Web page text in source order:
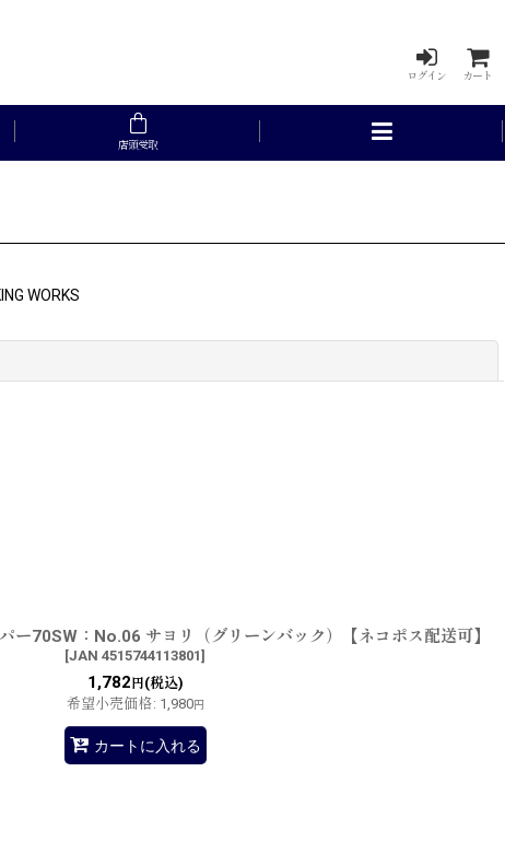
ログイン カート
店頭受取
WORKS
ー70SW：No.06 サヨリ（グリーンバック）【ネコポス配送可】
[JAN 4515744113801]
1,782 円(税込)
希望小売価格: 1,980円
カートに入れる